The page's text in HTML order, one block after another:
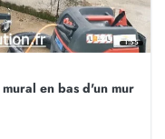
1:55
en bas d'un mur